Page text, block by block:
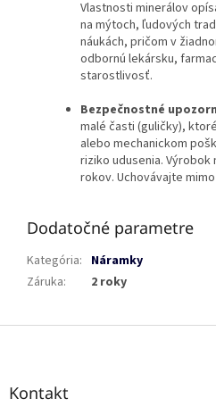
Vlastnosti minerálov
na mýtoch, ľudových
náukách, pričom v
odbornú lekársku,
starostlivosť.
Bezpečnostné
malé časti (guličky),
alebo mechanickom
riziko udusenia.
rokov. Uchovávajte
Dodatočné parametre
Kategória: Náramky
Záruka: 2 roky
Z
Kontakt